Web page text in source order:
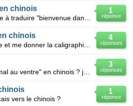
1
réponse
chinois
4
réponses
chinois
3
réponses
1
réponse
vers le chinois ?